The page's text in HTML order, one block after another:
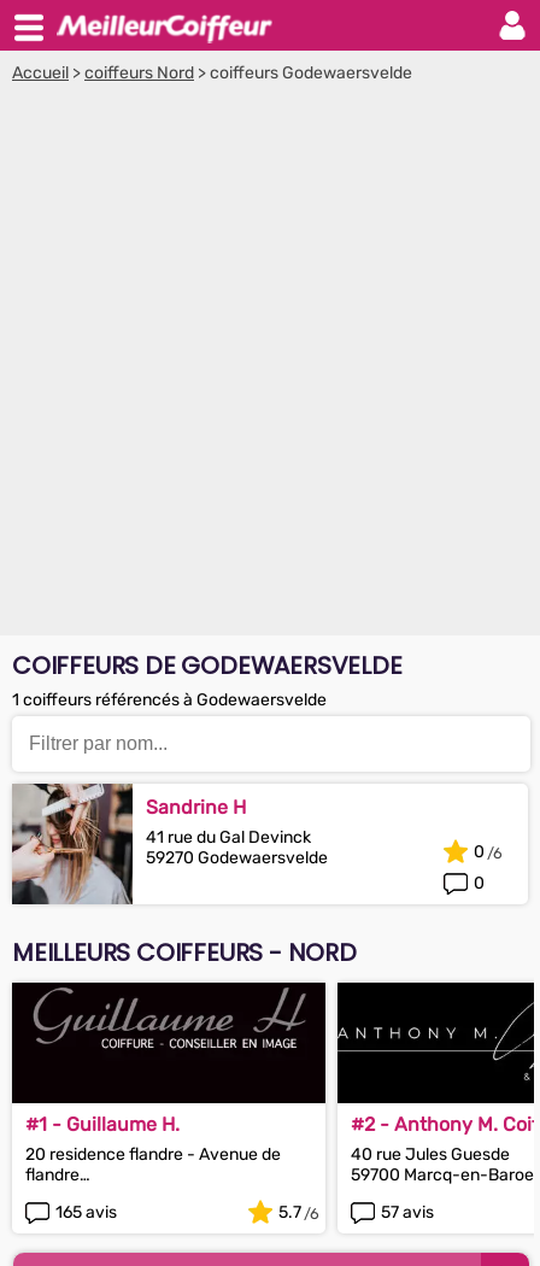
Accueil >coiffeurs Nord >coiffeurs Godewaersvelde
COIFFEURS DE GODEWAERSVELDE
1 coiffeurs référencés à Godewaersvelde
Sandrine H
41 rue du Gal Devinck
59270 Godewaersvelde
0
0
MEILLEURS COIFFEURS - NORD
#1 - Guillaume H.
20 residence flandre - Avenue de
flandre
165 avis 5.7
#2 - Anthony M.
40 rue Jules Guesde
59700 Marcq-en-
57 avis